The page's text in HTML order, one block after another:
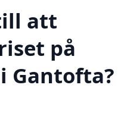
att
på
Gantofta?